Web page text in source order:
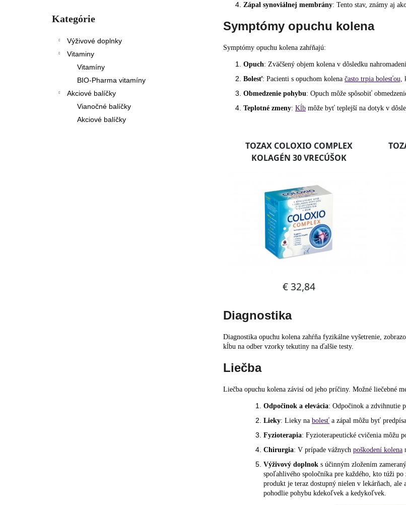
kategórie
Kategórie
Výživové doplnky
Vitaminy
Vitamíny
BIO-Pharma vitamíny
Akciové balíčky
Vianočné balíčky
Akciové balíčky
Zápal synoviálnej membrány: Tento stav, známy aj
Symptómy opuchu kolena
Symptómy opuchu kolena zahŕňajú:
Opuch: Zväčšený objem kolena v dôsledku
Bolesť: Pacienti s opuchom kolena často trpia bolesťou,
Obmedzenie pohybu: Opuch môže spôsobiť
Teplotné zmeny: Kĺb môže byť teplejší na dotyk v
Diagnostika
Diagnostika opuchu kolena zahŕňa fyzikálne vyšetrenie,
kĺbu na odber vzorky tekutiny na ďalšie testy.
Liečba
Liečba opuchu kolena závisí od jeho príčiny. Možné liečebné
Odpočinok a elevácia: Odpočinok a zdvihnutie
Lieky: Lieky na bolesť a zápal môžu byť
Fyzioterapia: Fyzioterapeutické cvičenia môžu
Chirurgia: V prípade vážnych poškodení kolena
Výživový doplnok s účinným zložením
spoľahlivého spoločníka pre každého, kto túži
produkt je teraz dostupný nielen v lekárňach, ale
pohodlie pohybu kdekoľvek a kedykoľvek.